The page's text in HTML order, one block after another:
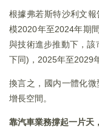
根據弗若斯特沙利文
模2020年至2024年期
與技術進步推動下，該
下同)，2025年至2029
換言之，國内一體化
增長空間。
靠汽車業務撐起一片天